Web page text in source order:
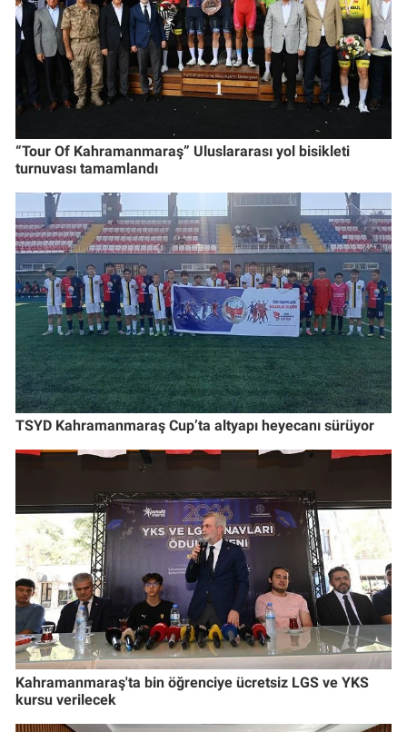
“Tour Of Kahramanmaraş” Uluslararası yol bisikleti
turnuvası tamamlandı
TSYD Kahramanmaraş Cup’ta altyapı heyecanı sürüyor
Kahramanmaraş'ta bin öğrenciye ücretsiz LGS ve YKS
kursu verilecek